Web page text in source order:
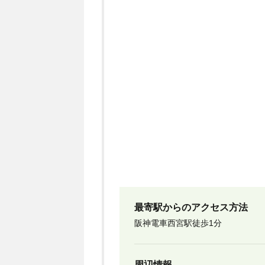
最寄駅からのアクセス方法
阪神電車西宮駅徒歩1分